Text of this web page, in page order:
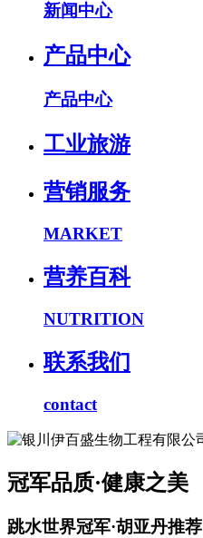
新闻中心
产品中心
产品中心
工业旅游
营销服务
MARKET
营养百科
NUTRITION
联系我们
contact
冠军品质·健康之美
跳水世界冠军·胡亚丹推荐